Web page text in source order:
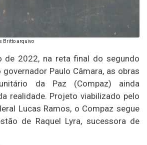
Britto arquivo
de 2022, na reta final do segundo
Paulo Câmara, as obras
da Paz (Compaz) ainda
realidade. Projeto viabilizado pelo
Lucas Ramos, o Compaz segue
de Raquel Lyra, sucessora de